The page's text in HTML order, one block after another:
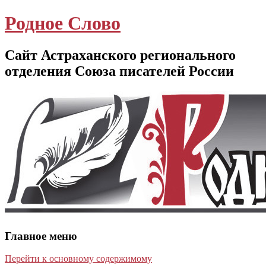
Родное Слово
Сайт Астраханского регионального
отделения Союза писателей России
Главное меню
Перейти к основному содержимому